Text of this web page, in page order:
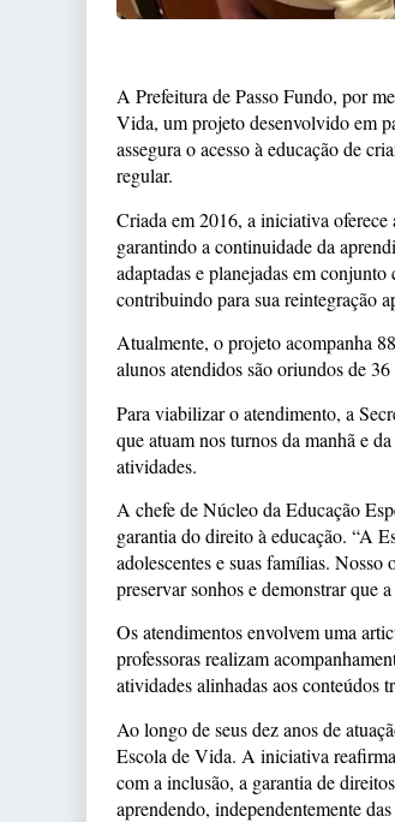
A Prefeitura de Passo Fundo, por
Vida, um projeto desenvolvido em
assegura o acesso à educação de
regular.
Criada em 2016, a iniciativa oferece
garantindo a continuidade da
adaptadas e planejadas em
contribuindo para sua reintegração
Atualmente, o projeto acompanha
alunos atendidos são oriundos de
Para viabilizar o atendimento, a
que atuam nos turnos da manhã e
atividades.
A chefe de Núcleo da Educação
garantia do direito à educação. “A
adolescentes e suas famílias.
preservar sonhos e demonstrar que
Os atendimentos envolvem uma
professoras realizam
atividades alinhadas aos conteúdos
Ao longo de seus dez anos de
Escola de Vida. A iniciativa
com a inclusão, a garantia de
aprendendo, independentemente